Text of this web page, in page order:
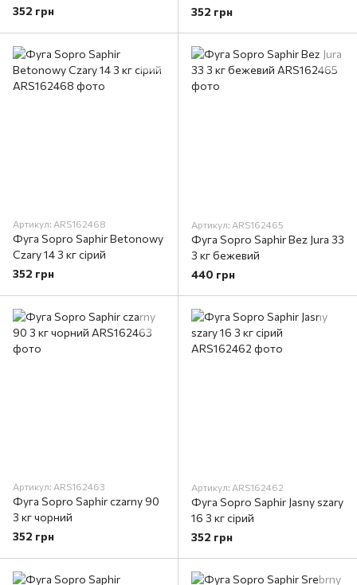
352 грн
352 грн
Артикул: ARS162468
Фуга Sopro Saphir Betonowy
Czary 14 3 кг сірий
352 грн
Артикул: ARS162465
Фуга Sopro Saphir Bez Jura 33
3 кг бежевий
440 грн
Артикул: ARS162463
Фуга Sopro Saphir czarny 90
3 кг чорний
352 грн
Артикул: ARS162462
Фуга Sopro Saphir Jasny szary
16 3 кг сірий
352 грн